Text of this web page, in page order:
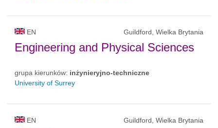
EN Guildford, Wielka Brytania
Engineering and Physical Sciences
grupa kierunków: inżynieryjno-techniczne
University of Surrey
EN Guildford, Wielka Brytania